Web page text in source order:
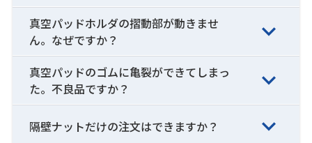
真空パッドホルダの摺動部が動きませ
ん。なぜですか？
真空パッドのゴムに亀裂ができてしまっ
た。不良品ですか？
隔壁ナットだけの注文はできますか？